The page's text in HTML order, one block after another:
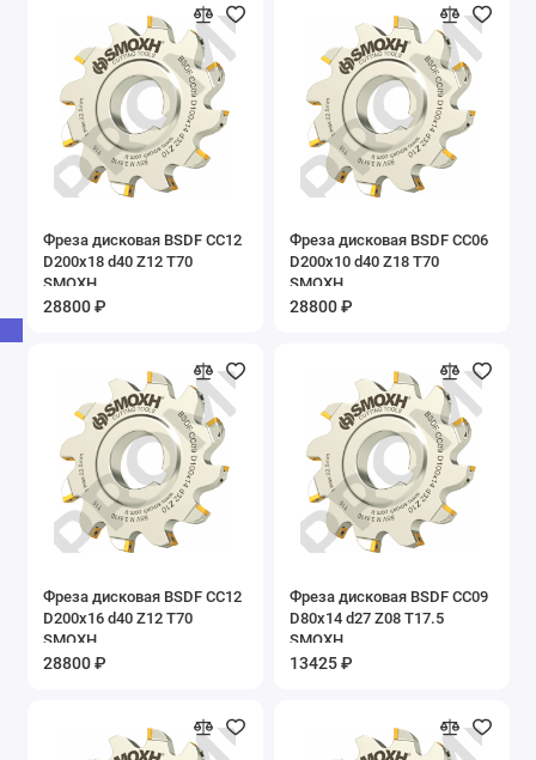
Фреза дисковая BSDF CC12
D200x18 d40 Z12 T70
SMOXH
28800 ₽
Фреза дисковая BSDF CC06
D200x10 d40 Z18 T70
SMOXH
28800 ₽
Фреза дисковая BSDF CC12
D200x16 d40 Z12 T70
SMOXH
28800 ₽
Фреза дисковая BSDF CC09
D80x14 d27 Z08 T17.5
SMOXH
13425 ₽